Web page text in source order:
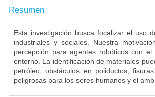
Resumen
Esta investigación busca focalizar el uso
industriales y sociales. Nuestra
percepción para agentes robóticos con
entorno. La identificación de materiales
petróleo, obstáculos en poliductos,
peligrosas para los seres humanos y el